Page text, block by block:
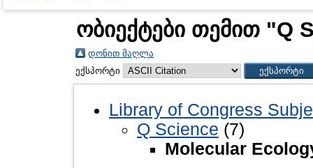
ობიექტები თემით "Q
დონით მაღლა
ექსპორტი
Library of Congress
Q Science (7)
Molecular